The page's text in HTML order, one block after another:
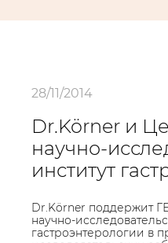
28/11/2014
Dr.Körner и
научно-
институт
Dr.Körner поддержит
научно-
гастроэнтерологии в